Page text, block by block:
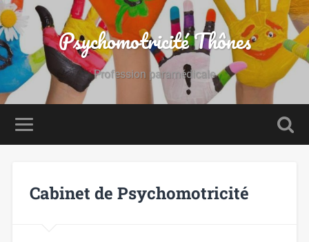
Psychomotricité Thônes
Profession paramédicale
Cabinet de Psychomotricité